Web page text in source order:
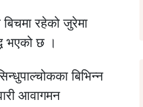
रहेको जुरेमा
भएको छ ।
बिभिन्न
आवागमन